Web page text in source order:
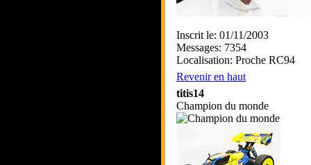
Inscrit le: 01/11/2003
Messages: 7354
Localisation: Proche RC94
Revenir en haut
titis14
Champion du monde